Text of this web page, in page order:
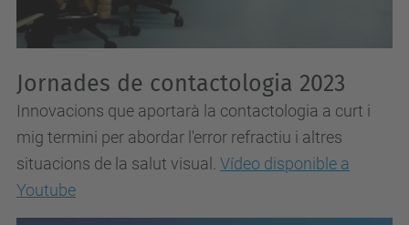
Jornades de contactologia 2023
Innovacions que aportarà la contactologia a curt i
mig termini per abordar l'error refractiu i altres
situacions de la salut visual. Vídeo disponible a
Youtube